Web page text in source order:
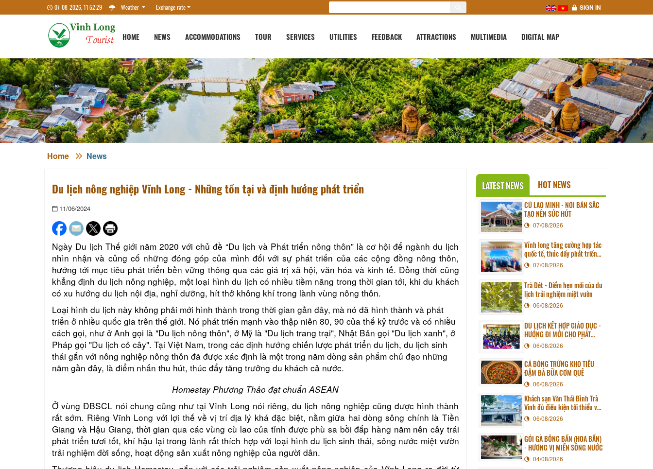
07-08-2026, 11:52:30 Weather Exchange rate SIGN IN
HOME NEWS ACCOMMODATIONS TOUR SERVICES UTILITIES FEEDBACK ATTRACTIONS MULTIMEDIA DIGITAL MAP
Home News
Du lịch nông nghiệp Vĩnh Long - Những tồn tại và định hướng phát triển
11/06/2024
Ngày Du lịch Thế giới năm 2020 với chủ đề “Du lịch và Phát triển nông thôn” là cơ hội để ngành du lịch
nhìn nhận và củng cố những đóng góp của mình đối với sự phát triển của các cộng đồng nông thôn,
hướng tới mục tiêu phát triển bền vững thông qua các giá trị xã hội, văn hóa và kinh tế. Đồng thời cũng
khẳng định du lịch nông nghiệp, một loại hình du lịch có nhiều tiềm năng trong thời gian tới, khi du khách
có xu hướng du lịch nội địa, nghỉ dưỡng, hít thở không khí trong lành vùng nông thôn.
Loại hình du lịch này không phải mới hình thành trong thời gian gần đây, mà nó đã hình thành và phát
triển ở nhiều quốc gia trên thế giới. Nó phát triển mạnh vào thập niên 80, 90 của thế kỷ trước và có nhiều
cách gọi, như ở Anh gọi là "Du lịch nông thôn", ở Mỹ là "Du lịch trang trại", Nhật Bản gọi "Du lịch xanh", ở
Pháp gọi "Du lịch cỏ cây". Tại Việt Nam, trong các định hướng chiến lược phát triển du lịch, du lịch sinh
thái gắn với nông nghiệp nông thôn đã được xác định là một trong năm dòng sản phẩm chủ đạo những
năm gần đây, là điểm nhấn thu hút, thúc đẩy tăng trưởng du khách cả nước.
Homestay Phương Thảo đạt chuẩn ASEAN
Ở vùng ĐBSCL nói chung cũng như tại Vĩnh Long nói riêng, du lịch nông nghiệp cũng được hình thành
rất sớm. Riêng Vĩnh Long với lợi thế về vị trí địa lý khá đặc biệt, nằm giữa hai dòng sông chính là Tiền
Giang và Hậu Giang, thời gian qua các vùng cù lao của tỉnh được phù sa bồi đấp hàng năm nên cây trái
phát triển tươi tốt, khí hậu lại trong lành rất thích hợp với loại hình du lịch sinh thái, sông nước miệt vườn
trải nghiệm đời sống, hoạt động sản xuất nông nghiệp của người dân.
LATEST NEWS HOT NEWS
CÙ LAO MINH - NƠI BẢN SẮC
TẠO NÊN SỨC HÚT
07/08/2026
Vĩnh long tăng cường hợp tác
quốc tế, thúc đẩy phát triển
du lịch qua chương trình làm
việc với đoàn công tác huyện
Sunchang (Hàn quốc)
07/08/2026
Trà Đét - Điểm hẹn mới của du
lịch trải nghiệm miệt vườn
06/08/2026
DU LỊCH KẾT HỢP GIÁO DỤC -
HƯỚNG ĐI MỚI CHO PHÁT
TRIỂN DU LỊCH BỀN VỮNG
06/08/2026
CÁ BÓNG TRỨNG KHO TIÊU
ĐẬM ĐÀ BỮA CƠM QUÊ
06/08/2026
Khách sạn Văn Thái Bình Trà
Vinh đủ điều kiện tối thiểu về
cơ sở vật chất kỹ thuật và
dịch vụ của cơ sở lưu trú du
lịch
06/08/2026
GỎI GÀ BÔNG BẦN (HOA BẦN)
- HƯƠNG VỊ MIỀN SÔNG NƯỚC
04/08/2026